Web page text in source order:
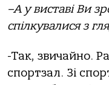
–А у виставі Ви
спілкувалися з
-Так, звичайно.
спортзал. Зі